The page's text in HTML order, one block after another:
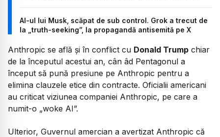
AI-ul lui Musk, scăpat de sub control. Grok a trecut de
la „truth-seeking”, la propagandă antisemită pe X
Anthropic se află și în conflict cu Donald Trump chiar
de la începutul acestui an, cân âd Pentagonul a
început să pună presiune pe Anthropic pentru a
elimina clauzele etice din contracte. Oficialii americani
au criticat viziunea companiei Anthropic, pe care a
numit-o „woke AI”.
Ulterior, Guvernul amercian a avertizat Anthropic că